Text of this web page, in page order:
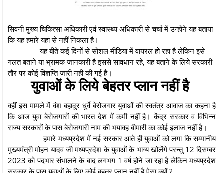
सिवनी मुख्य चिकित्सा अधिकारी एवं स्वास्थ्य अधिकारी से चर्चा में उन्होंने यह बताया
कि यह हमारे यहां से नहीं निकला है।
यह बीते कई दिनों से सोशल मीडिया में वायरल हो रहा है लेकिन इसे
गलत बताने या भ्रामक जानकारी है इससे सावधान रहे, यह बताने के लिये सरकारी
तौर पर कोई विज्ञप्ति जारी नही की गई है।
युवाओं के लिये बेहतर प्लान नहीं है
वहीं इस मामले में वंश बहादुर धुर्वे बेरोजगार युवाओं की स्वतंत्र आवाज का कहना है
कि आज युवा बेरोजगारों की भारत देश में कमी नहीं है। केंद्र सरकार व विभिन्न
राज्य सरकारों के पास बेरोजगारी नाम की भयावह बीमारी का कोई इलाज नहीं है।
हमारे मध्यप्रदेश में नई सरकार आते ही युवाओं को लगा कि सम्मानीय
मुख्यमंत्री मोहन यादव जी मध्यप्रदेश के युवाओं के भाग्य खोलेंगे परन्तु 12 दिसम्बर
2023 को पदभार संभालने के बाद लगभग 1 वर्ष होने जा रहा है लेकिन मध्यप्रदेश